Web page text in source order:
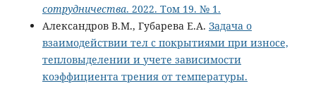
сотрудничества. 2022. Том 19. № 1.
Александров В.М., Губарева Е.А. Задача о
взаимодействии тел с покрытиями при износе,
тепловыделении и учете зависимости
коэффициента трения от температуры.